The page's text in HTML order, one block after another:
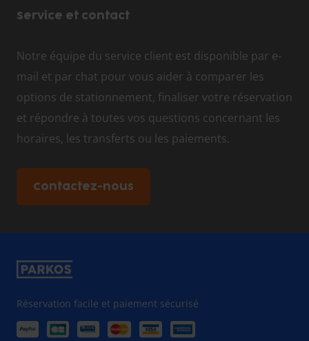
Service et contact
Notre équipe du service client est disponible par e-
mail et par chat pour vous aider à comparer les
options de stationnement, finaliser votre réservation
et répondre à toutes vos questions concernant les
horaires, les transferts ou les paiements.
Contactez-nous
Réservation facile et paiement sécurisé